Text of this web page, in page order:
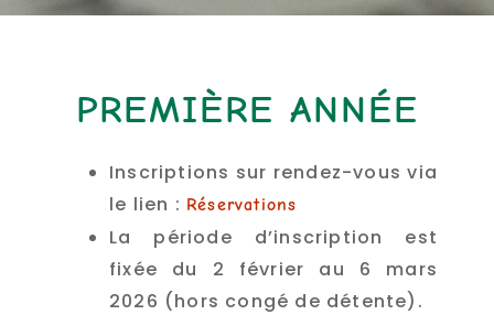
PREMIÈRE ANNÉE
Inscriptions sur rendez-vous via
le lien : Réservations
La période d’inscription est
fixée du 2 février au 6 mars
2026 (hors congé de détente).